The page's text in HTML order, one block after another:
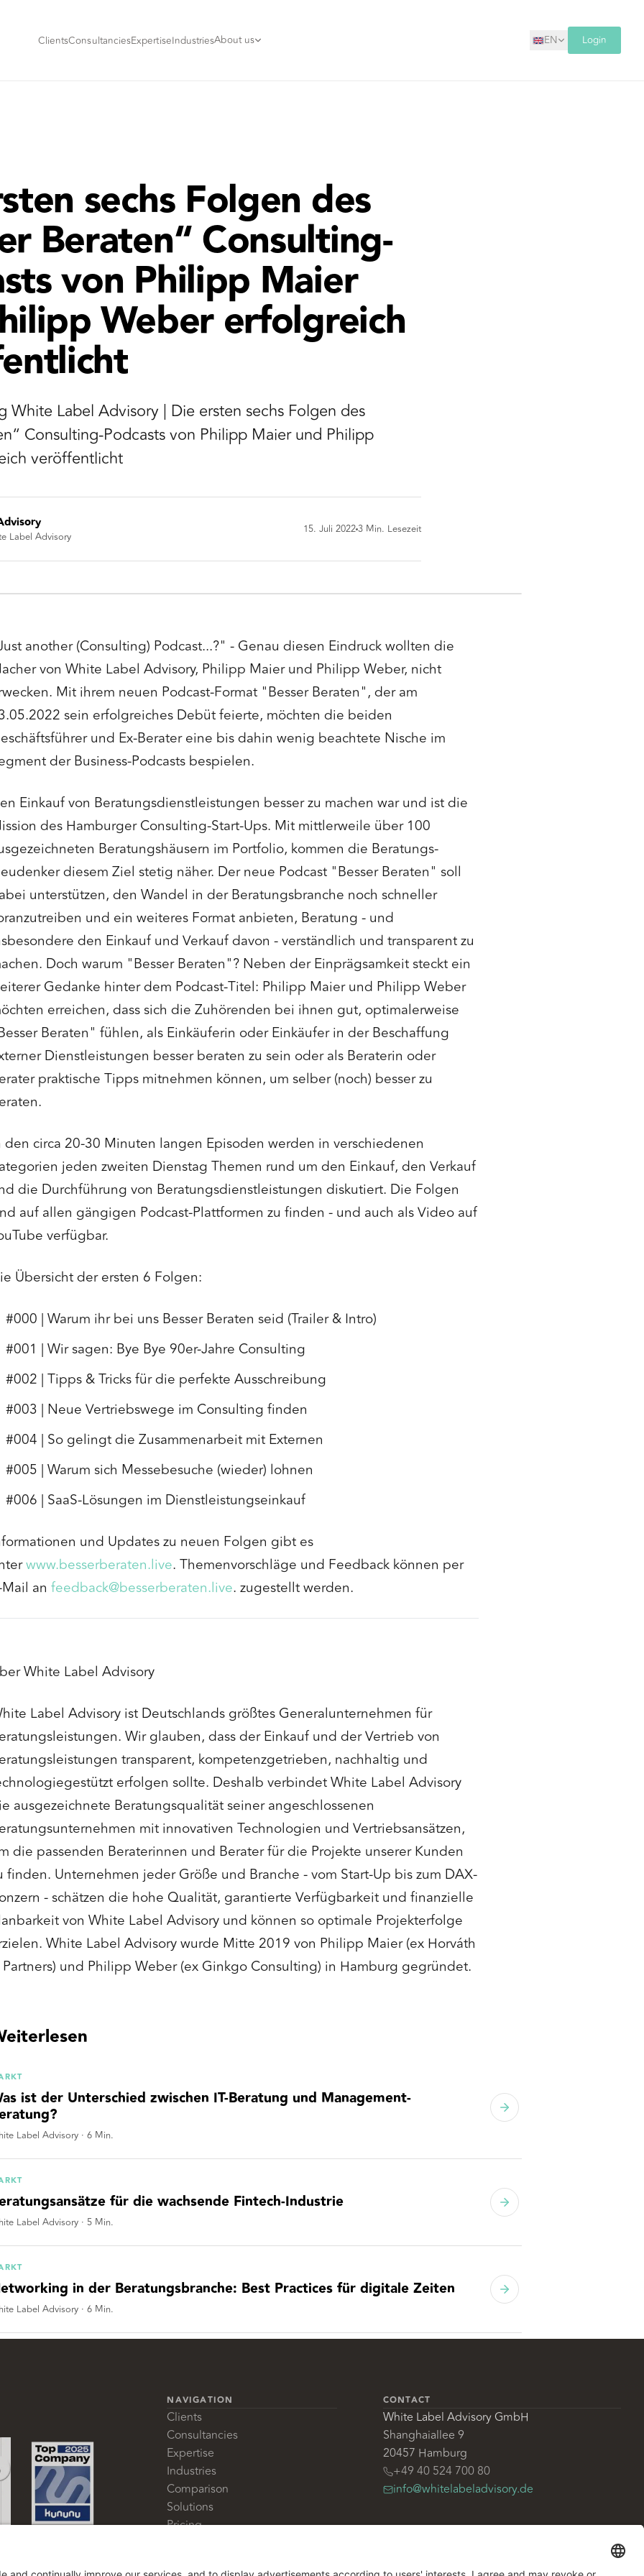
ClientsConsultanciesExpertiseIndustriesAbout us EN Login
sechs Folgen des
Beraten“ Consulting-
von Philipp Maier
Weber erfolgreich
White Label Advisory | Die ersten sechs Folgen des
Consulting-Podcasts von Philipp Maier und Philipp
veröffentlicht
Label Advisory
15. Juli 20223 Min. Lesezeit
another (Consulting) Podcast...?" - Genau diesen Eindruck wollten die
von White Label Advisory, Philipp Maier und Philipp Weber, nicht
Mit ihrem neuen Podcast-Format "Besser Beraten", der am
sein erfolgreiches Debüt feierte, möchten die beiden
und Ex-Berater eine bis dahin wenig beachtete Nische im
der Business-Podcasts bespielen.
Einkauf von Beratungsdienstleistungen besser zu machen war und ist die
des Hamburger Consulting-Start-Ups. Mit mittlerweile über 100
Beratungshäusern im Portfolio, kommen die Beratungs-
diesem Ziel stetig näher. Der neue Podcast "Besser Beraten" soll
unterstützen, den Wandel in der Beratungsbranche noch schneller
und ein weiteres Format anbieten, Beratung - und
den Einkauf und Verkauf davon - verständlich und transparent zu
Doch warum "Besser Beraten"? Neben der Einprägsamkeit steckt ein
Gedanke hinter dem Podcast-Titel: Philipp Maier und Philipp Weber
erreichen, dass sich die Zuhörenden bei ihnen gut, optimalerweise
Beraten" fühlen, als Einkäuferin oder Einkäufer in der Beschaffung
Dienstleistungen besser beraten zu sein oder als Beraterin oder
praktische Tipps mitnehmen können, um selber (noch) besser zu
den circa 20-30 Minuten langen Episoden werden in verschiedenen
jeden zweiten Dienstag Themen rund um den Einkauf, den Verkauf
die Durchführung von Beratungsdienstleistungen diskutiert. Die Folgen
auf allen gängigen Podcast-Plattformen zu finden - und auch als Video auf
verfügbar.
Übersicht der ersten 6 Folgen:
#000 | Warum ihr bei uns Besser Beraten seid (Trailer & Intro)
#001 | Wir sagen: Bye Bye 90er-Jahre Consulting
#002 | Tipps & Tricks für die perfekte Ausschreibung
#003 | Neue Vertriebswege im Consulting finden
#004 | So gelingt die Zusammenarbeit mit Externen
#005 | Warum sich Messebesuche (wieder) lohnen
#006 | SaaS-Lösungen im Dienstleistungseinkauf
und Updates zu neuen Folgen gibt es
www.besserberaten.live. Themenvorschläge und Feedback können per
an feedback@besserberaten.live. zugestellt werden.
White Label Advisory
Label Advisory ist Deutschlands größtes Generalunternehmen für
Wir glauben, dass der Einkauf und der Vertrieb von
transparent, kompetenzgetrieben, nachhaltig und
erfolgen sollte. Deshalb verbindet White Label Advisory
ausgezeichnete Beratungsqualität seiner angeschlossenen
mit innovativen Technologien und Vertriebsansätzen,
die passenden Beraterinnen und Berater für die Projekte unserer Kunden
finden. Unternehmen jeder Größe und Branche - vom Start-Up bis zum DAX-
- schätzen die hohe Qualität, garantierte Verfügbarkeit und finanzielle
von White Label Advisory und können so optimale Projekterfolge
White Label Advisory wurde Mitte 2019 von Philipp Maier (ex Horváth
und Philipp Weber (ex Ginkgo Consulting) in Hamburg gegründet.
ist der Unterschied zwischen IT-Beratung und Management-
Label Advisory · 6 Min.
für die wachsende Fintech-Industrie
Label Advisory · 5 Min.
in der Beratungsbranche: Best Practices für digitale Zeiten
Label Advisory · 6 Min.
NAVIGATION
Clients
Consultancies
Expertise
Industries
Comparison
Solutions
Pricing
CONTACT
White Label Advisory GmbH
Shanghaiallee 9
20457 Hamburg
+49 40 524 700 80
info@whitelabeladvisory.de